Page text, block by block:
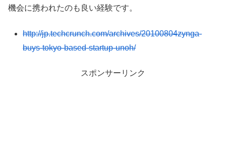
機会に携われたのも良い経験です。
http://jp.techcrunch.com/archives/20100804zynga-
buys-tokyo-based-startup-unoh/
スポンサーリンク